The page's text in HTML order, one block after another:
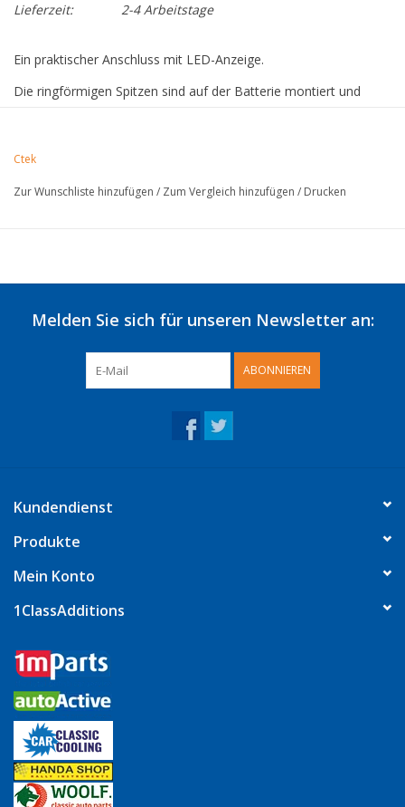
Lieferzeit:
2-4 Arbeitstage
Ein praktischer Anschluss mit LED-Anzeige.
Die ringförmigen Spitzen sind auf der Batterie montiert und
Ringförmige M8-Ferrule (10,5 mm)
sollte nur mit CTEK-Ladegeräten verwendet werden.< /p>
Ctek
Zur Wunschliste hinzufügen / Zum Vergleich hinzufügen / Drucken
Melden Sie sich für unseren Newsletter an:
ABONNIEREN
Kundendienst
Produkte
Mein Konto
1ClassAdditions